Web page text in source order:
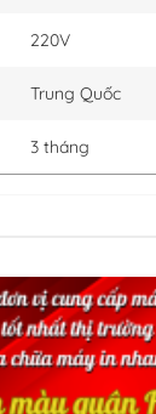
220V
Trung Quốc
3 tháng